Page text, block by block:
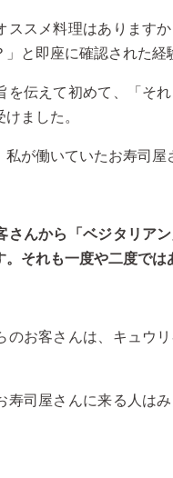
ススメ料理はあります
と即座に確認された経
を伝えて初めて、「そ
ました。
私が働いていたお寿司屋
さんから「ベジタリア
それも一度や二度では
のお客さんは、キュウ
寿司屋さんに来る人は